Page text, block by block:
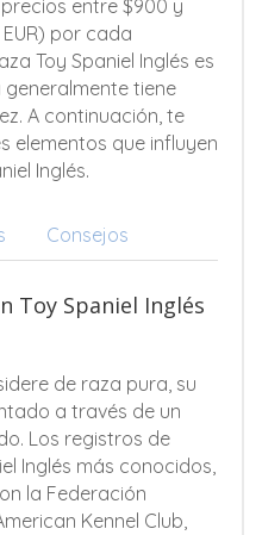
entre $900 y
por cada
Toy Spaniel Inglés es
generalmente tiene
A continuación, te
elementos que influyen
Inglés.
Consejos
Toy Spaniel Inglés
de raza pura, su
a través de un
Los registros de
Inglés más conocidos,
la Federación
Kennel Club,